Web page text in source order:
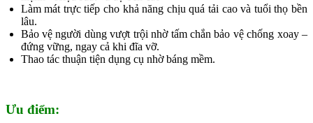
Làm mát trực tiếp cho khả năng chịu quá tải cao và tuổi thọ bền
lâu.
Bảo vệ người dùng vượt trội nhờ tấm chắn bảo vệ chống xoay –
đứng vững, ngay cả khi đĩa vỡ.
Thao tác thuận tiện dụng cụ nhờ báng mềm.
Ưu điểm: